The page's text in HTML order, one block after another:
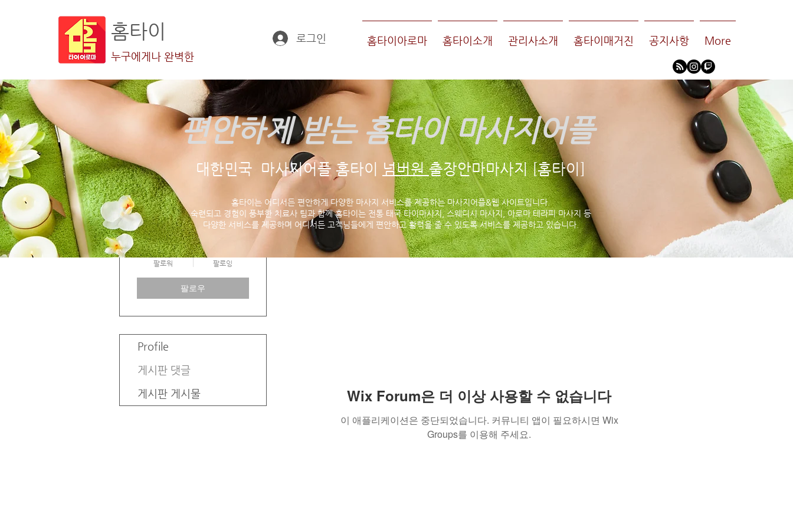
홈타이
누구에게나 완벽한
로그인 홈타이아로마 홈타이소개 관리사소개 홈타이매거진 공지사항 More
편안하게 받는 홈타이 마사지어플
대한민국 마사지어플 홈타이 넘버원출장안마마사지 [홈타이]
홈타이는 어디서든 편안하게 다양한 마사지 서비스를 제공하는 마사지어플&웹 사이트입니다.
숙련되고 경험이 풍부한 치료사 팀과 함께 홈타이는 전통 태국 타이마사지, 스웨디시 마사지, 아로마 테라피 마사지 등
다양한 서비스를 제공하며 어디서든 고객님들에게 편안하고 활력을 줄 수 있도록 서비스를 제공하고 있습니다.
Wix Forum은 더 이상 사용할 수 없습니다
이 애플리케이션은 중단되었습니다. 커뮤니티 앱이 필요하시면 Wix
Groups를 이용해 주세요.
sajkdhfkljas
0
팔로워 팔로잉
팔로우
Profile
게시판 댓글
게시판 게시물